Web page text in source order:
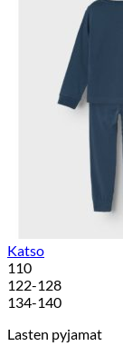
Katso
110
122-128
134-140
Lasten pyjamat